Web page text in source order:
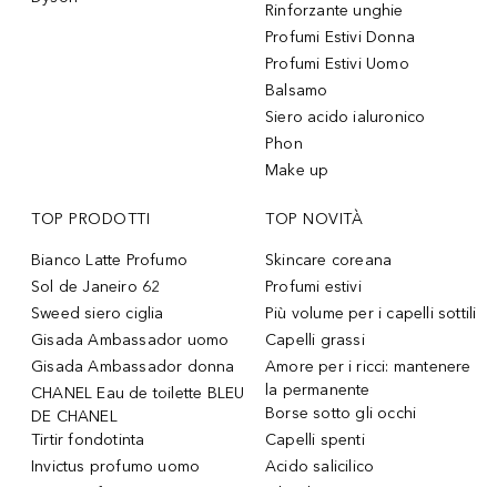
Rinforzante unghie
Profumi Estivi Donna
Profumi Estivi Uomo
Balsamo
Siero acido ialuronico
Phon
Make up
TOP PRODOTTI
Bianco Latte Profumo
Sol de Janeiro 62
Sweed siero ciglia
Gisada Ambassador uomo
Gisada Ambassador donna
CHANEL Eau de toilette BLEU
DE CHANEL
Tirtir fondotinta
Invictus profumo uomo
TOP NOVITÀ
Skincare coreana
Profumi estivi
Più volume per i capelli sottili
Capelli grassi
Amore per i ricci: mantenere
la permanente
Borse sotto gli occhi
Capelli spenti
Acido salicilico